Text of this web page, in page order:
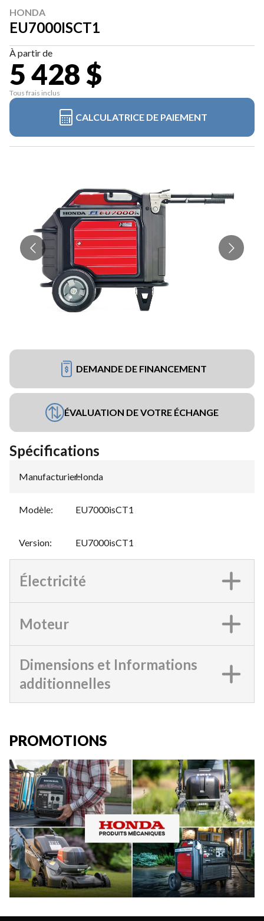
HONDA
EU7000ISCT1
À partir de
5 428 $
Tous frais inclus
CALCULATRICE DE PAIEMENT
DEMANDE DE FINANCEMENT
ÉVALUATION DE VOTRE ÉCHANGE
Spécifications
Manufacturier:
Honda
Modèle: EU7000isCT1
Version: EU7000isCT1
Électricité
Moteur
Dimensions et Informations
additionnelles
PROMOTIONS